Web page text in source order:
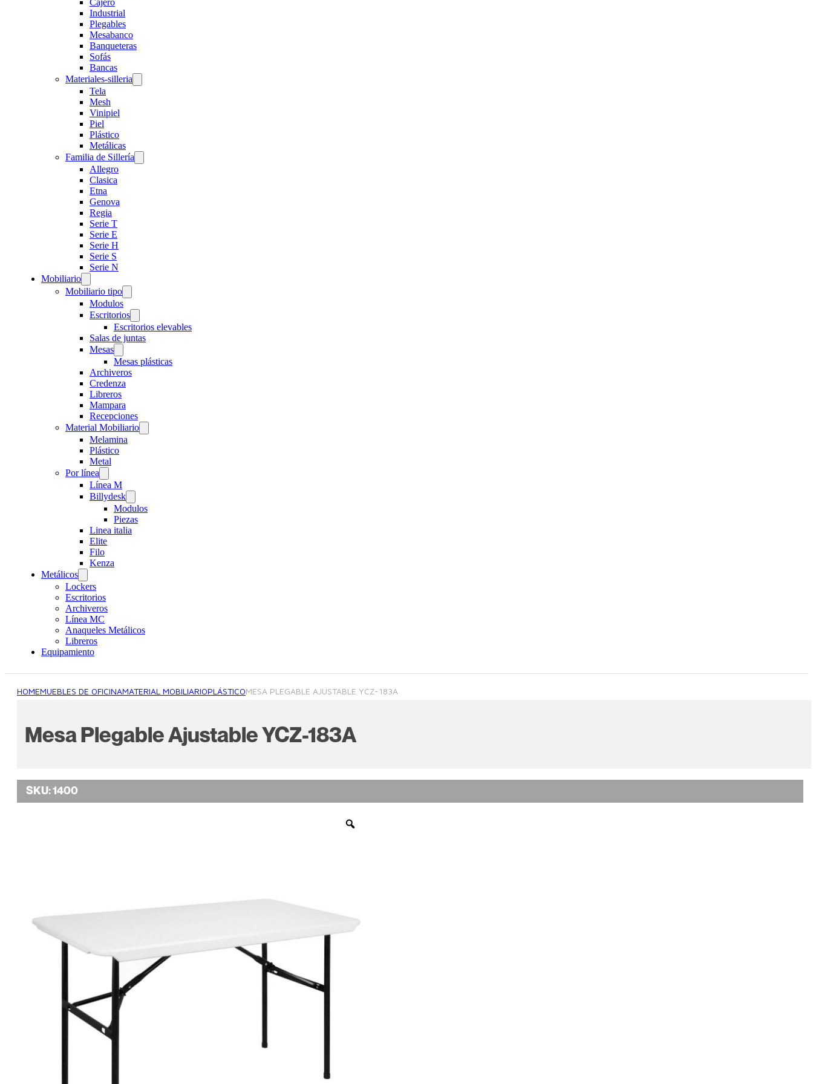
Cajero
Industrial
Plegables
Mesabanco
Banqueteras
Sofás
Bancas
Materiales-silleria
Tela
Mesh
Vinipiel
Piel
Plástico
Metálicas
Familia de Sillería
Allegro
Clasica
Etna
Genova
Regia
Serie T
Serie E
Serie H
Serie S
Serie N
Mobiliario
Mobiliario tipo
Modulos
Escritorios
Escritorios elevables
Salas de juntas
Mesas
Mesas plásticas
Archiveros
Credenza
Libreros
Mampara
Recepciones
Material Mobiliario
Melamina
Plástico
Metal
Por línea
Línea M
Billydesk
Modulos
Piezas
Linea italia
Elite
Filo
Kenza
Metálicos
Lockers
Escritorios
Archiveros
Línea MC
Anaqueles Metálicos
Libreros
Equipamiento
HOMEMUEBLES DE OFICINAMATERIAL MOBILIARIOPLÁSTICOMESA PLEGABLE AJUSTABLE YCZ-183A
Mesa Plegable Ajustable YCZ-183A
SKU:1400